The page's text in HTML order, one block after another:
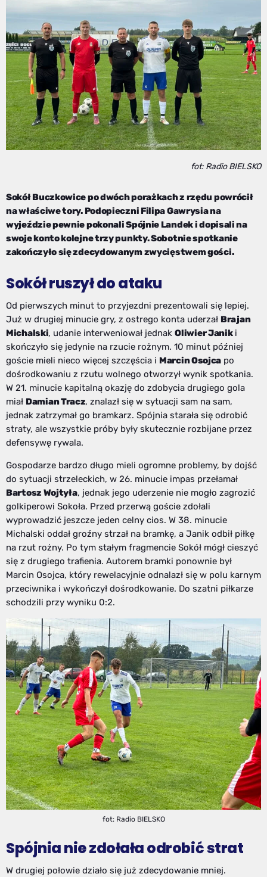
fot: Radio BIELSKO
Sokół Buczkowice po dwóch porażkach z rzędu powrócił
na właściwe tory. Podopieczni Filipa Gawrysia na
wyjeździe pewnie pokonali Spójnie Landek i dopisali na
swoje konto kolejne trzy punkty. Sobotnie spotkanie
zakończyło się zdecydowanym zwycięstwem gości.
Sokół ruszył do ataku
Od pierwszych minut to przyjezdni prezentowali się lepiej.
Już w drugiej minucie gry, z ostrego konta uderzał Brajan
Michalski, udanie interweniował jednakOliwier Janiki
skończyło się jedynie na rzucie rożnym. 10 minut później
goście mieli nieco więcej szczęścia i Marcin Osojca po
dośrodkowaniu z rzutu wolnego otworzył wynik spotkania.
W 21. minucie kapitalną okazję do zdobycia drugiego gola
miał Damian Tracz, znalazł się w sytuacji sam na sam,
jednak zatrzymał go bramkarz. Spójnia starała się odrobić
straty, ale wszystkie próby były skutecznie rozbijane przez
defensywę rywala.
Gospodarze bardzo długo mieli ogromne problemy, by dojść
do sytuacji strzeleckich, w 26. minucie impas przełamał
Bartosz Wojtyła, jednak jego uderzenie nie mogło zagrozić
golkiperowi Sokoła. Przed przerwą goście zdołali
wyprowadzić jeszcze jeden celny cios. W 38. minucie
Michalski oddał groźny strzał na bramkę, a Janik odbił piłkę
na rzut rożny. Po tym stałym fragmencie Sokół mógł cieszyć
się z drugiego trafienia. Autorem bramki ponownie był
Marcin Osojca, który rewelacyjnie odnalazł się w polu karnym
przeciwnika i wykończył dośrodkowanie. Do szatni piłkarze
schodzili przy wyniku 0:2.
fot: Radio BIELSKO
Spójnia nie zdołała odrobić strat
W drugiej połowie działo się już zdecydowanie mniej.